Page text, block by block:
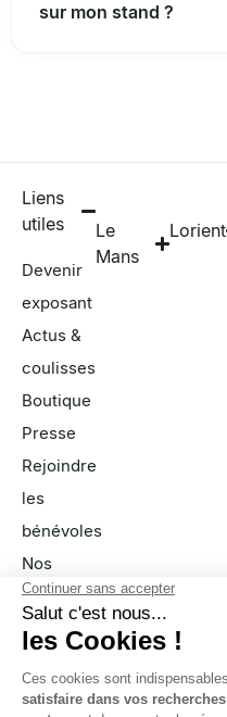
sur mon stand ?
Liens
utiles
Devenir
exposant
Actus &
coulisses
Boutique
Presse
Rejoindre
les
bénévoles
Nos
partenaires
FAQ
Nous
Le
Mans
Lorient